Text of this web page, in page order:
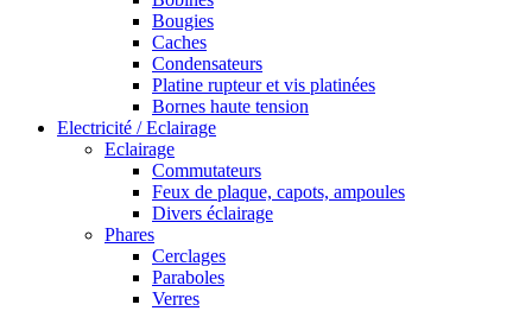
Bougies
Caches
Condensateurs
Platine rupteur et vis platinées
Bornes haute tension
Electricité / Eclairage
Eclairage
Commutateurs
Feux de plaque, capots, ampoules
Divers éclairage
Phares
Cerclages
Paraboles
Verres